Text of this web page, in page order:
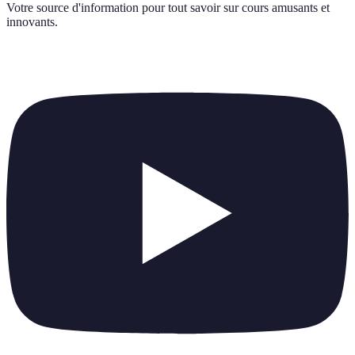
Votre source d'information pour tout savoir sur cours amusants et
innovants.